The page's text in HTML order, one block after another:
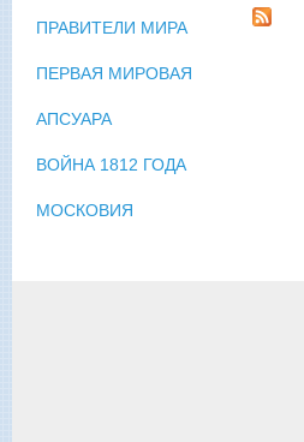
ПРАВИТЕЛИ МИРА
ПЕРВАЯ МИРОВАЯ
АПСУАРА
ВОЙНА 1812 ГОДА
МОСКОВИЯ